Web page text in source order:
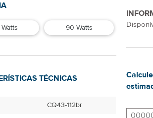
90 Watts
TÉCNICAS
CQ43-112br